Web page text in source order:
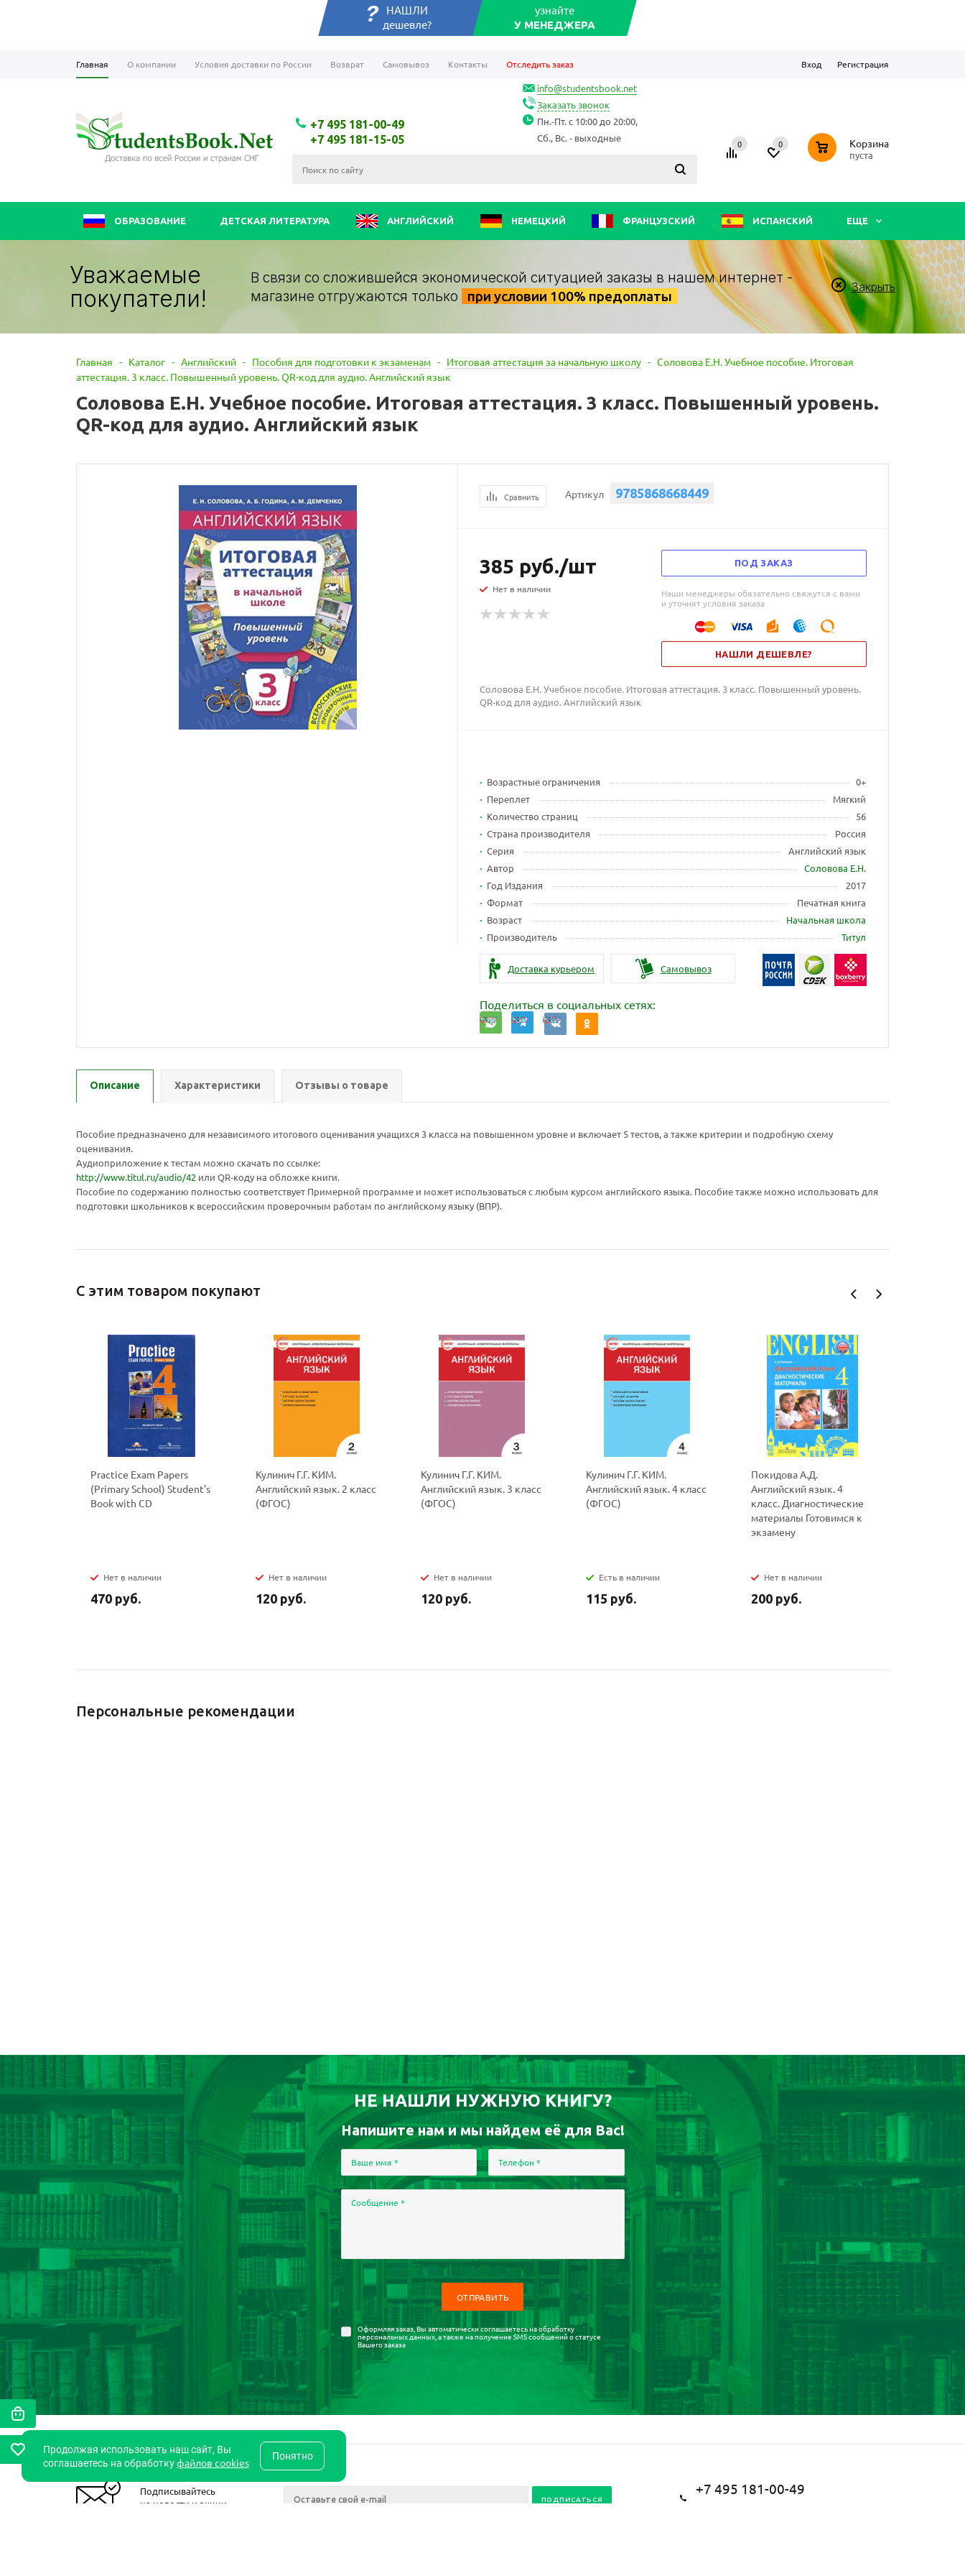
НАШЛИ
дешевле?
узнайте
У МЕНЕДЖЕРА
Главная О компании Условия доставки по России Возврат Самовывоз Контакты Отследить заказ Вход Регистрация
+7 495 181-00-49
+7 495 181-15-05
info@studentsbook.net
Заказать звонок
Пн.-Пт. с 10:00 до 20:00,
Сб., Вс. - выходные
0 0 0 Корзина
пуста
ОБРАЗОВАНИЕ ДЕТСКАЯ ЛИТЕРАТУРА АНГЛИЙСКИЙ НЕМЕЦКИЙ ФРАНЦУЗСКИЙ ИСПАНСКИЙ ЕЩЕ
Уважаемые
покупатели!
В связи со сложившейся экономической ситуацией заказы в нашем интернет -
магазине отгружаются только
при условии 100% предоплаты
Закрыть
Главная - Каталог - Английский - Пособия для подготовки к экзаменам - Итоговая аттестация за начальную школу - Соловова Е.Н. Учебное пособие. Итоговая
аттестация. 3 класс. Повышенный уровень. QR-код для аудио. Английский язык
Соловова Е.Н. Учебное пособие. Итоговая аттестация. 3 класс. Повышенный уровень.
QR-код для аудио. Английский язык
Сравнить Артикул 9785868668449
385 руб./шт
Нет в наличии
ПОД ЗАКАЗ
Наши менеджеры обязательно свяжутся с вами
и уточнят условия заказа
НАШЛИ ДЕШЕВЛЕ?
Соловова Е.Н. Учебное пособие. Итоговая аттестация. 3 класс. Повышенный уровень.
QR-код для аудио. Английский язык
Возрастные ограничения
0+
Переплет
Мягкий
Количество страниц
56
Страна производителя
Россия
Серия
Английский язык
Автор
Соловова Е.Н.
Год Издания
2017
Формат
Печатная книга
Возраст
Начальная школа
Производитель
Титул
Доставка курьером Самовывоз
Поделиться в социальных сетях:
Описание Характеристики Отзывы о товаре
Пособие предназначено для независимого итогового оценивания учащихся 3 класса на повышенном уровне и включает 5 тестов, а также критерии и подробную схему
оценивания.
Аудиоприложение к тестам можно скачать по ссылке:
http://www.titul.ru/audio/42 или QR-коду на обложке книги.
Пособие по содержанию полностью соответствует Примерной программе и может использоваться с любым курсом английского языка. Пособие также можно использовать для
подготовки школьников к всероссийским проверочным работам по английскому языку (ВПР).
С этим товаром покупают
Practice Exam Papers
(Primary School) Student's
Book with CD
Нет в наличии
470 руб.
Кулинич Г.Г. КИМ.
Английский язык. 2 класс
(ФГОС)
Нет в наличии
120 руб.
Кулинич Г.Г. КИМ.
Английский язык. 3 класс
(ФГОС)
Нет в наличии
120 руб.
Кулинич Г.Г. КИМ.
Английский язык. 4 класс
(ФГОС)
Есть в наличии
115 руб.
Покидова А.Д.
Английский язык. 4
класс. Диагностические
материалы Готовимся к
экзамену
Нет в наличии
200 руб.
Персональные рекомендации
НЕ НАШЛИ НУЖНУЮ КНИГУ?
Напишите нам и мы найдем её для Вас!
Ваше имя * Телефон *
Сообщение *
Оформляя заказ, Вы автоматически соглашаетесь наобработку
персональных данных, а также на получение SMS сообщений о статусе
Вашего заказа
Подписывайтесь
на новости и акции
+7 495 181-00-49
Ваш E-mail:
политикой
конфидициальности
Продолжая использовать наш сайт, Вы
соглашаетесь на обработкуфайлов cookies Понятно
Ваш E-mail:
политикой
конфидициальности